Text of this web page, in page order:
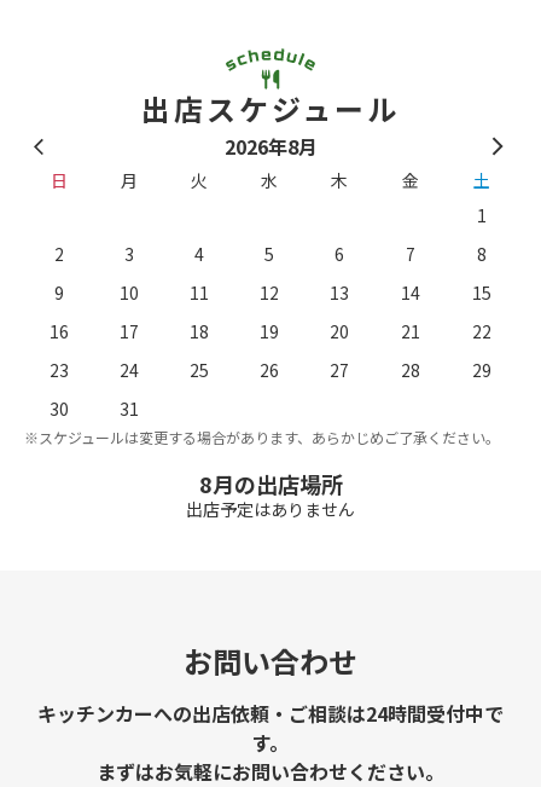
出店スケジュール
2026年8月
日 月 火 水 木 金
土
1
2
3 4 5 6 7
8
9
10 11 12 13 14
15
16
17 18 19 20 21
22
23
24 25 26 27 28
29
30
31
※スケジュールは変更する場合があります、あらかじめご了承ください。
8月の出店場所
出店予定はありません
お問い合わせ
キッチンカーへの出店依頼・ご相談は24時間受付中で
す。
まずはお気軽にお問い合わせください。